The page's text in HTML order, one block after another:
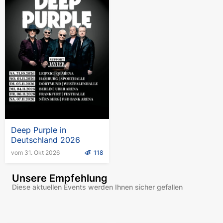
Deep Purple in
Deutschland 2026
vom 31. Okt 2026 118
Unsere Empfehlung
Diese aktuellen Events werden Ihnen sicher gefallen